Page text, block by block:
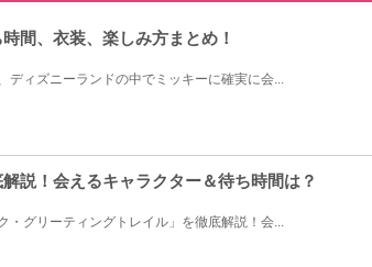
間、衣装、楽しみ方まとめ！
ディズニーランドの中でミッキーに確実に会...
説！会えるキャラクター＆待ち時間は？
・グリーティングトレイル」を徹底解説！会...